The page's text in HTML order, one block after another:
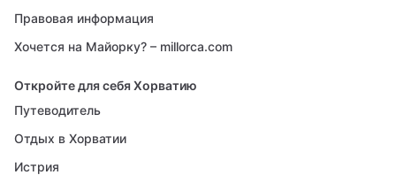
Правовая информация
Хочется на Майорку? – millorca.com
Откройте для себя Хорватию
Путеводитель
Отдых в Хорватии
Истрия